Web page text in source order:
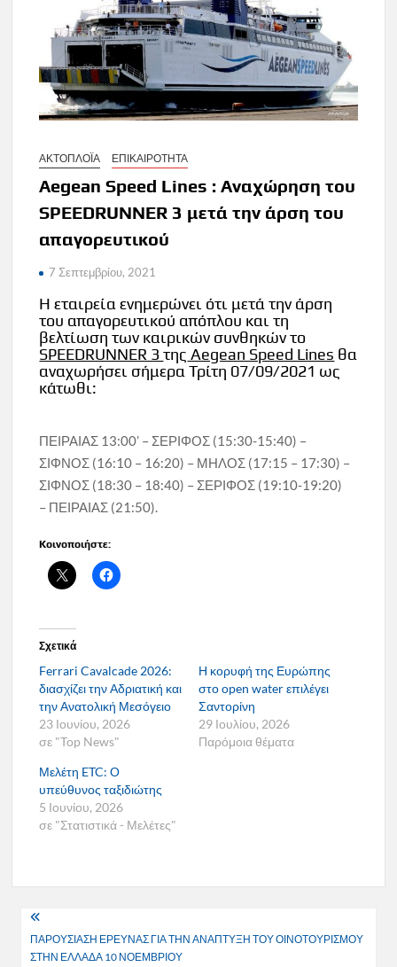
ΑΚΤΟΠΛΟΪΑ ΕΠΙΚΑΙΡΟΤΗΤΑ
Aegean Speed Lines : Αναχώρηση του
SPEEDRUNNER 3 μετά την άρση του
απαγορευτικού
7 Σεπτεμβρίου, 2021
Η εταιρεία ενημερώνει ότι μετά την άρση
του απαγορευτικού απόπλου και τη
βελτίωση των καιρικών συνθηκών το
SPEEDRUNNER 3της Aegean Speed Lines θα
αναχωρήσει σήμερα Τρίτη 07/09/2021 ως
κάτωθι:
ΠΕΙΡΑΙΑΣ 13:00’ – ΣΕΡΙΦΟΣ (15:30-15:40) –
ΣΙΦΝΟΣ (16:10 – 16:20) – ΜΗΛΟΣ (17:15 – 17:30) –
ΣΙΦΝΟΣ (18:30 – 18:40) – ΣΕΡΙΦΟΣ (19:10-19:20)
– ΠΕΙΡΑΙΑΣ (21:50).
Κοινοποιήστε:
Σχετικά
Ferrari Cavalcade 2026:
διασχίζει την Αδριατική και
την Ανατολική Μεσόγειο
23 Ιουνίου, 2026
σε "Top News"
Η κορυφή της Ευρώπης
στο open water επιλέγει
Σαντορίνη
29 Ιουλίου, 2026
Παρόμοια θέματα
Μελέτη ETC: Ο
υπεύθυνος ταξιδιώτης
5 Ιουνίου, 2026
σε "Στατιστικά - Μελέτες"
Πλοήγηση
άρθρων
ΠΑΡΟΥΣΙΑΣΗ ΕΡΕΥΝΑΣ ΓΙΑ ΤΗΝ ΑΝΑΠΤΥΞΗ ΤΟΥ ΟΙΝΟΤΟΥΡΙΣΜΟΥ
ΣΤΗΝ ΕΛΛΑΔΑ 10 ΝΟΕΜΒΡΙΟΥ